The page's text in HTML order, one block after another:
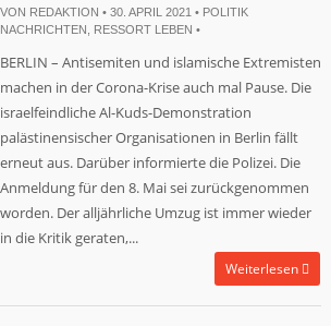
VON REDAKTION • 30. APRIL 2021 • POLITIK
NACHRICHTEN
RESSORT LEBEN •
BERLIN – Antisemiten und islamische Extremisten
machen in der Corona-Krise auch mal Pause. Die
israelfeindliche Al-Kuds-Demonstration
palästinensischer Organisationen in Berlin fällt
erneut aus. Darüber informierte die Polizei. Die
Anmeldung für den 8. Mai sei zurückgenommen
worden. Der alljährliche Umzug ist immer wieder
in die Kritik geraten,...
Weiterlesen